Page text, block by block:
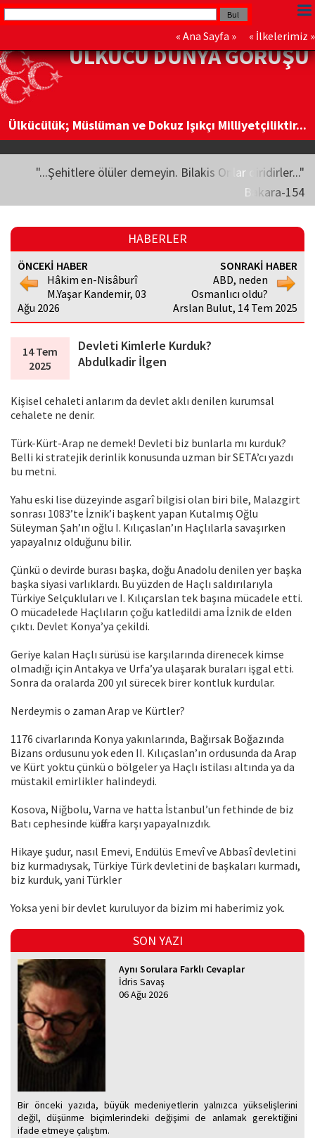
« Ana Sayfa » « İlkelerimiz »
ÜLKÜCÜ DÜNYA GÖRÜŞÜ
Ülkücülük; Müslüman ve Dokuz Işıkçı Milliyetçiliktir...
"...Şehitlere ölüler demeyin. Bilakis Onlar diridirler..."
Bakara-154
HABERLER
ÖNCEKİ HABER
Hâkim en-Nisâburî
M.Yaşar Kandemir, 03
Ağu 2026
SONRAKİ HABER
ABD, neden
Osmanlıcı oldu?
Arslan Bulut, 14 Tem 2025
14 Tem
2025
Devleti Kimlerle Kurduk?
Abdulkadir İlgen
Kişisel cehaleti anlarım da devlet aklı denilen kurumsal
cehalete ne denir.
Türk-Kürt-Arap ne demek! Devleti biz bunlarla mı kurduk?
Belli ki stratejik derinlik konusunda uzman bir SETA’cı yazdı
bu metni.
Yahu eski lise düzeyinde asgarî bilgisi olan biri bile, Malazgirt
sonrası 1083’te İznik’i başkent yapan Kutalmış Oğlu
Süleyman Şah’ın oğlu I. Kılıçaslan’ın Haçlılarla savaşırken
yapayalnız olduğunu bilir.
Çünkü o devirde burası başka, doğu Anadolu denilen yer başka
başka siyasi varlıklardı. Bu yüzden de Haçlı saldırılarıyla
Türkiye Selçukluları ve I. Kılıçarslan tek başına mücadele etti.
O mücadelede Haçlıların çoğu katledildi ama İznik de elden
çıktı. Devlet Konya’ya çekildi.
Geriye kalan Haçlı sürüsü ise karşılarında direnecek kimse
olmadığı için Antakya ve Urfa’ya ulaşarak buraları işgal etti.
Sonra da oralarda 200 yıl sürecek birer kontluk kurdular.
Nerdeymis o zaman Arap ve Kürtler?
1176 civarlarında Konya yakınlarında, Bağırsak Boğazında
Bizans ordusunu yok eden II. Kılıçaslan’ın ordusunda da Arap
ve Kürt yoktu çünkü o bölgeler ya Haçlı istilası altında ya da
müstakil emirlikler halindeydi.
Kosova, Niğbolu, Varna ve hatta İstanbul’un fethinde de biz
Batı cephesinde küffara karşı yapayalnızdık.
Hikaye şudur, nasıl Emevi, Endülüs Emevî ve Abbasî devletini
biz kurmadıysak, Türkiye Türk devletini de başkaları kurmadı,
biz kurduk, yani Türkler
Yoksa yeni bir devlet kuruluyor da bizim mi haberimiz yok.
SON YAZI
Aynı Sorulara Farklı Cevaplar
İdris Savaş
06 Ağu 2026
Bir önceki yazıda, büyük medeniyetlerin yalnızca yükselişlerini
değil, düşünme biçimlerindeki değişimi de anlamak gerektiğini
ifade etmeye çalıştım.